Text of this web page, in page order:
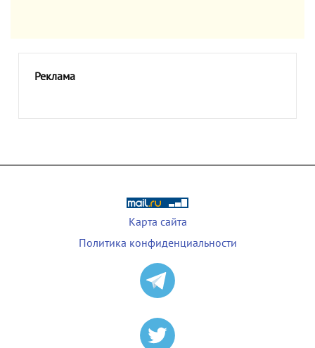
Реклама
Карта сайта
Политика конфиденциальности